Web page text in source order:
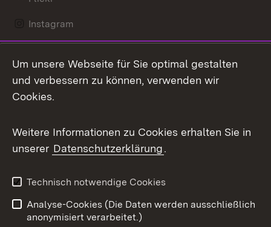
Instagram
Mastodon
Messenger
Social Wall
X / Twitter
Youtube
Um unsere Webseite für Sie optimal gestalten
und verbessern zu können, verwenden wir
Cookies.
Weitere Informationen zu Cookies erhalten Sie in
unserer Datenschutzerklärung.
Technisch notwendige Cookies
Analyse-Cookies (Die Daten werden ausschließlich
anonymisiert verarbeitet.)